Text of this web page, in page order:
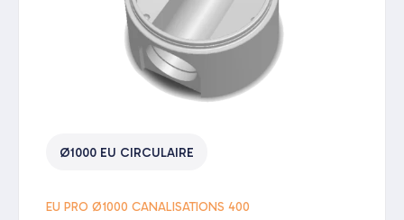
Ø1000 EU CIRCULAIRE
EU PRO Ø1000 CANALISATIONS 400